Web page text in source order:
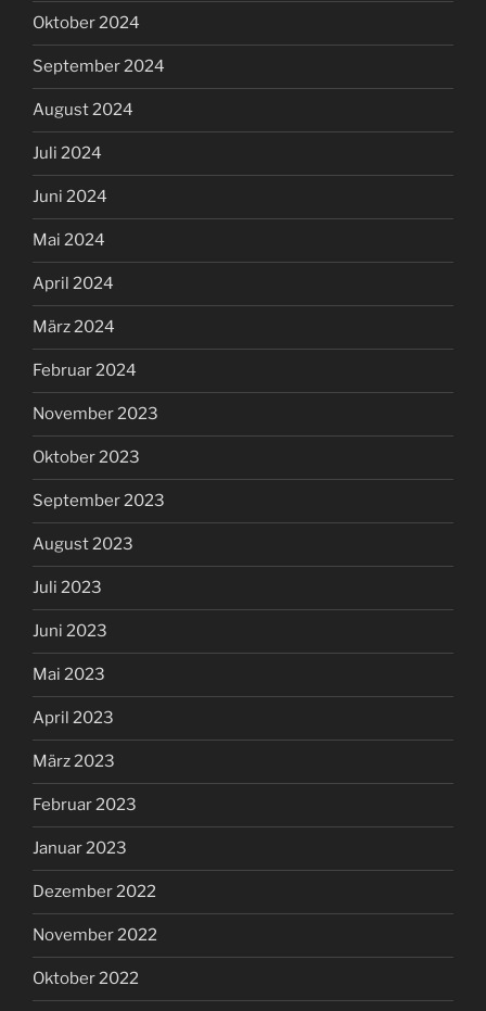
Oktober 2024
September 2024
August 2024
Juli 2024
Juni 2024
Mai 2024
April 2024
März 2024
Februar 2024
November 2023
Oktober 2023
September 2023
August 2023
Juli 2023
Juni 2023
Mai 2023
April 2023
März 2023
Februar 2023
Januar 2023
Dezember 2022
November 2022
Oktober 2022